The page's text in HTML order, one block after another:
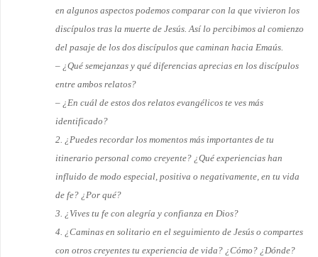
en algunos aspectos podemos comparar con la que vivieron los
discípulos tras la muerte de Jesús. Así lo percibimos al comienzo
del pasaje de los dos discí­pulos que caminan hacia Emaús.
– ¿Qué semejanzas y qué diferencias aprecias en los discípulos
entre ambos relatos?
– ¿En cuál de estos dos relatos evangélicos te ves más
identificado?
2. ¿Puedes recordar los momentos más importantes de tu
itinerario personal como creyente? ¿Qué experiencias han
influido de modo especial, positiva o negativamente, en tu vida
de fe? ¿Por qué?
3. ¿Vives tu fe con alegría y confianza en Dios?
4. ¿Caminas en solitario en el seguimiento de Jesús o compartes
con otros creyentes tu experiencia de vida? ¿Cómo? ¿Dónde?